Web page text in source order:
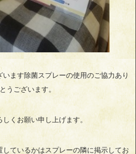
ます除菌スプレーの使用のご協力あり
うございます。
しくお願い申し上げます。
しているかはスプレーの隣に掲示してお